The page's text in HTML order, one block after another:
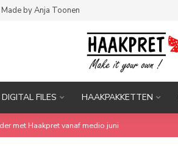
Made by Anja Toonen
FILES HAAKPAKKETTEN
met Haakpret vanaf medio juni